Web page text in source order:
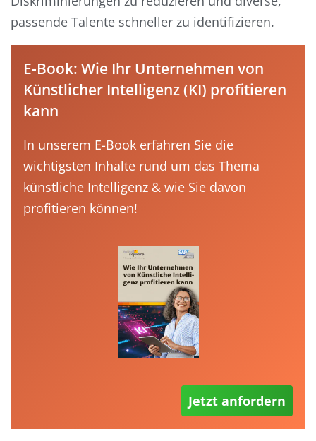
passende Talente schneller zu identifizieren.
E-Book: Wie Ihr Unternehmen von
Künstlicher Intelligenz (KI) profitieren
kann
In unserem E-Book erfahren Sie die
wichtigsten Inhalte rund um das Thema
künstliche Intelligenz & wie Sie davon
profitieren können!
Jetzt anfordern